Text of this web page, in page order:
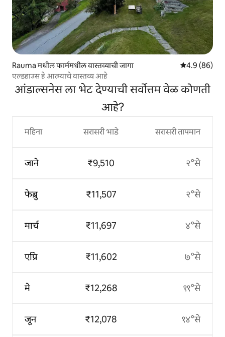
Rauma मधील फार्ममधील वास्तव्याची जागा 5 पैकी 4.9
4.9 (86)
एल्डहाउस हे आत्म्याचे वास्तव्य आहे
आंडाल्सनेस ला भेट देण्याची सर्वोत्तम वेळ कोणती
आहे?
महिना
जाने
फेब्रु
मार्च
एप्रि
मे
जून
सरासरी भाडे
₹9,510
₹11,507
₹11,697
₹11,602
₹12,268
₹12,078
सरासरी तापमान
२°से
२°से
४°से
७°से
११°से
१४°से